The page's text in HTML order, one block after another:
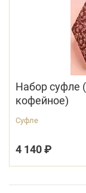
Набор суфле
кофейное)
Суфле
4 140 ₽